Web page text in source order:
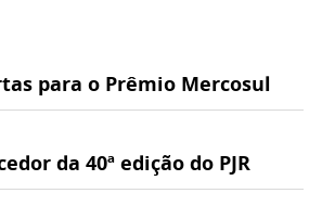
para o Prêmio Mercosul
da 40ª edição do PJR